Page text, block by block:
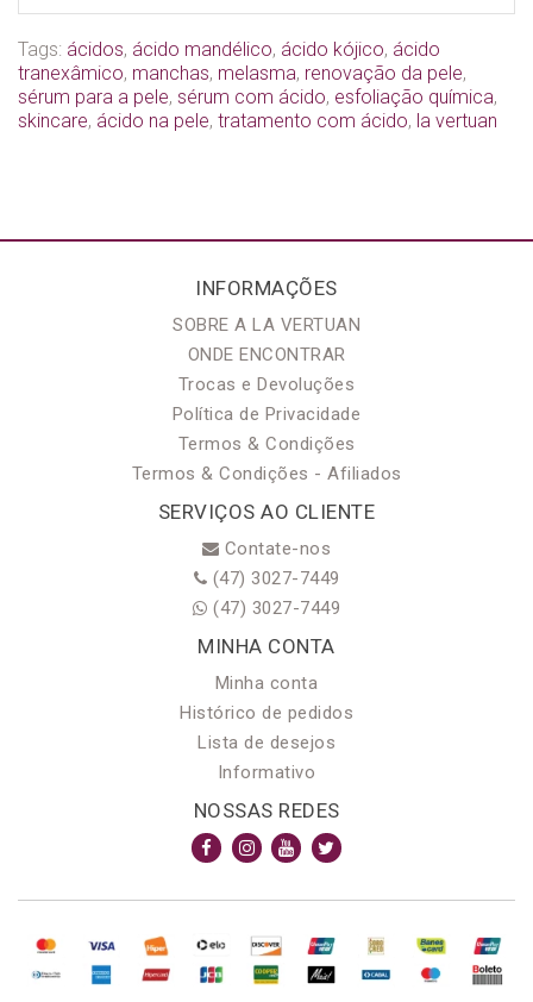
Tags: ácidos, ácido mandélico, ácido kójico, ácido
tranexâmico, manchas, melasma, renovação da pele,
sérum para a pele, sérum com ácido, esfoliação química,
skincare, ácido na pele, tratamento com ácido, la vertuan
INFORMAÇÕES
SOBRE A LA VERTUAN
ONDE ENCONTRAR
Trocas e Devoluções
Política de Privacidade
Termos & Condições
Termos & Condições - Afiliados
SERVIÇOS AO CLIENTE
Contate-nos
(47) 3027-7449
(47) 3027-7449
MINHA CONTA
Minha conta
Histórico de pedidos
Lista de desejos
Informativo
NOSSAS REDES